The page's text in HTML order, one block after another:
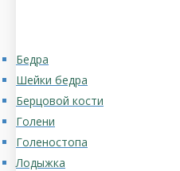
Бедра
Шейки бедра
Берцовой кости
Голени
Голеностопа
Лодыжка